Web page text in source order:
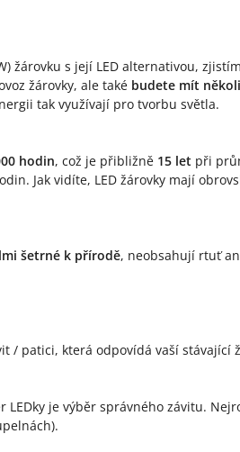
žárovku s její LED alternativou,
žárovky, ale také budete mít
tak využívají pro tvorbu světla.
hodin, což je přibližně 15 let při
Jak vidíte, LED žárovky mají
šetrné k přírodě, neobsahují rtuť
/ patici, která odpovídá vaší stávající
je výběr správného závitu.